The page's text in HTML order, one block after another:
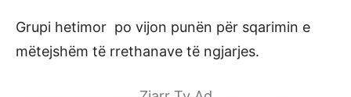
Grupi hetimor po vijon punën për sqarimin e
mëtejshëm të rrethanave të ngjarjes.